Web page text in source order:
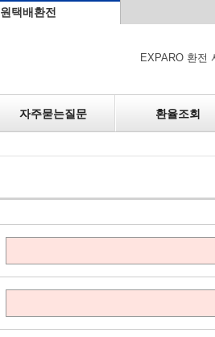
원택배환전
EXPARO 환전
자주묻는질문 환율조회
원매각